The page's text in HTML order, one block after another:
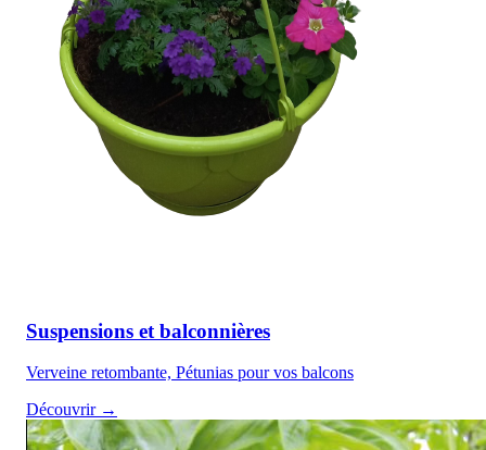
Suspensions et balconnières
Verveine retombante, Pétunias pour vos balcons
Découvrir →